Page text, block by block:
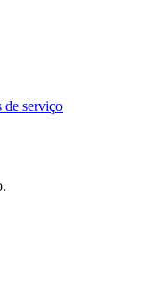
de serviço